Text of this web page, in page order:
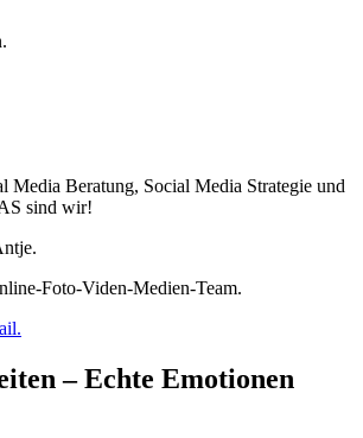
Media Beratung, Social Media Strategie und
sind wir!
Foto-Viden-Medien-Team.
– Echte Emotionen